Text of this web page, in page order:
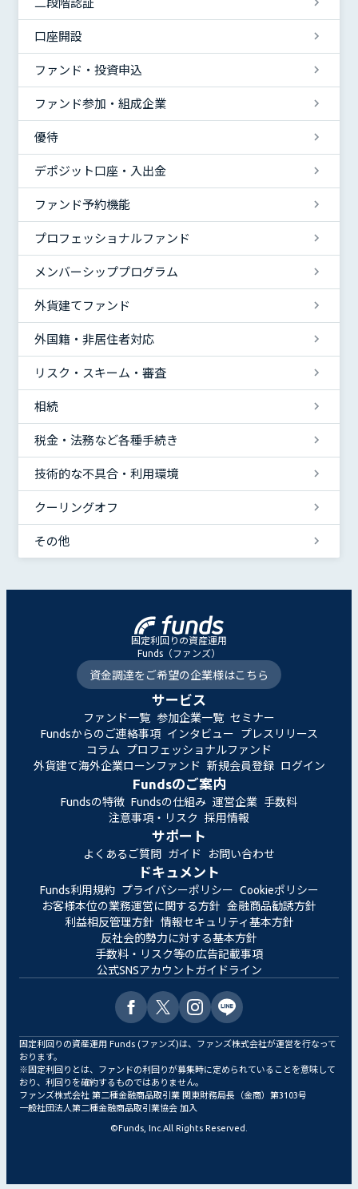
口座開設
ファンド・投資申込
ファンド参加・組成企業
優待
デポジット口座・入出金
ファンド予約機能
プロフェッショナルファンド
メンバーシッププログラム
外貨建てファンド
外国籍・非居住者対応
リスク・スキーム・審査
相続
税金・法務など各種手続き
技術的な不具合・利用環境
クーリングオフ
その他
固定利回りの資産運用
Funds（ファンズ）
資金調達をご希望の企業様はこちら
サービス
ファンド一覧 参加企業一覧 セミナー
Fundsからのご連絡事項 インタビュー
プレスリリース
コラム
プロフェッショナルファンド
外貨建て海外企業ローンファンド 新規会員登録 ログイン
Fundsのご案内
Fundsの特徴 Fundsの仕組み 運営企業 手数料
注意事項・リスク
採用情報
サポート
よくあるご質問 ガイド お問い合わせ
ドキュメント
Funds利用規約 プライバシーポリシー Cookieポリシー
お客様本位の業務運営に関する方針 金融商品勧誘方針
利益相反管理方針 情報セキュリティ基本方針
反社会的勢力に対する基本方針
手数料・リスク等の広告記載事項
公式SNSアカウントガイドライン
固定利回りの資産運用 Funds (ファンズ)は、ファンズ株式会社が運営を行なって
おります。
※固定利回りとは、ファンドの利回りが募集時に定められていることを意味して
おり、利回りを確約するものではありません。
ファンズ株式会社 第二種金融商品取引業 関東財務局長（金商）第3103号
一般社団法人第二種金融商品取引業協会 加入
© Funds, Inc. All Rights Reserved.